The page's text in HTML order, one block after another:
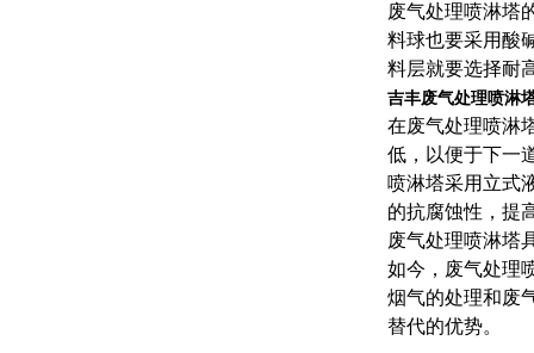
废气处理喷淋塔
料球也要采用酸
料层就要选择耐
吉丰废气处理喷淋
在废气处理喷淋
低，以便于下一
喷淋塔采用立式
的抗腐蚀性，提
废气处理喷淋塔
如今，废气处理
烟气的处理和废
替代的优势。